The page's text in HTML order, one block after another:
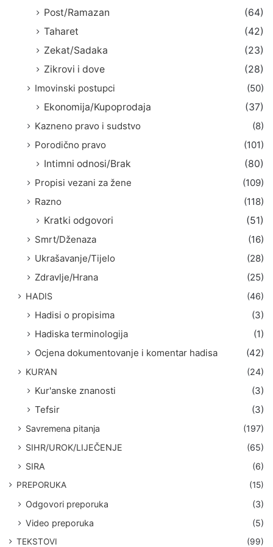
Post/Ramazan
(64)
Taharet
(42)
Zekat/Sadaka
(23)
Zikrovi i dove
(28)
Imovinski postupci
(50)
Ekonomija/Kupoprodaja
(37)
Kazneno pravo i sudstvo
(8)
Porodično pravo
(101)
Intimni odnosi/Brak
(80)
Propisi vezani za žene
(109)
Razno
(118)
Kratki odgovori
(51)
Smrt/Dženaza
(16)
Ukrašavanje/Tijelo
(28)
Zdravlje/Hrana
(25)
HADIS (46)
Hadisi o propisima
(3)
Hadiska terminologija
(1)
Ocjena dokumentovanje i komentar hadisa
(42)
KUR'AN (24)
Kur'anske znanosti
(3)
Tefsir
(3)
Savremena pitanja
(197)
SIHR/UROK/LIJEČENJE
(65)
SIRA
(6)
PREPORUKA (15)
Odgovori preporuka
(3)
Video preporuka
(5)
TEKSTOVI
(99)